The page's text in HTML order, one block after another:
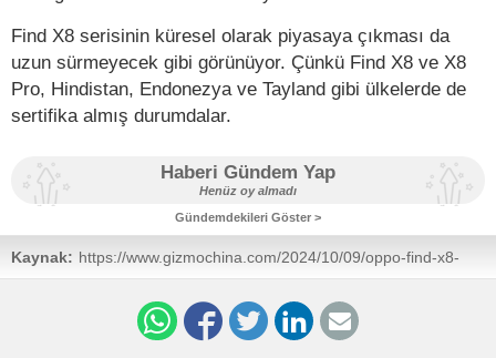
Find X8 serisinin küresel olarak piyasaya çıkması da
uzun sürmeyecek gibi görünüyor. Çünkü Find X8 ve X8
Pro, Hindistan, Endonezya ve Tayland gibi ülkelerde de
sertifika almış durumdalar.
Haberi Gündem Yap
Henüz oy almadı
Gündemdekileri Göster >
Kaynak: https://www.gizmochina.com/2024/10/09/oppo-find-x8-
series-launch-date-china-dimensity-9400/